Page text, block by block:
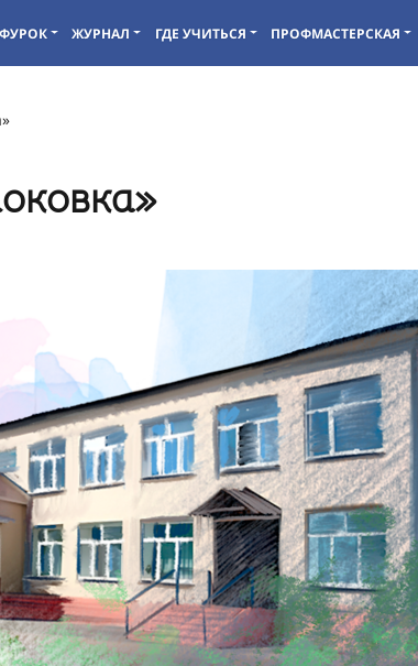
ЖУРНАЛ ГДЕ УЧИТЬСЯ ПРОФМАСТЕРСКАЯ